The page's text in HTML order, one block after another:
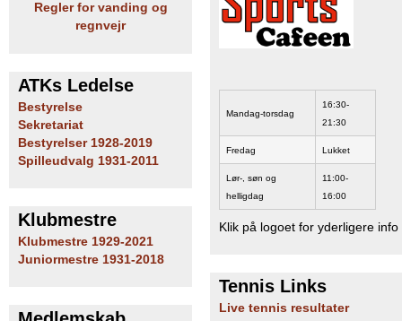
Regler for vanding og
regnvejr
ATKs Ledelse
Bestyrelse
Sekretariat
Bestyrelser 1928-2019
Spilleudvalg 1931-2011
Klubmestre
Klubmestre 1929-2021
Juniormestre 1931-2018
Mandag-torsdag
16:30-
21:30
Fredag Lukket
Lør-, søn og
helligdag
11:00-
16:00
Klik på logoet for yderligere info
Tennis Links
Live tennis resultater